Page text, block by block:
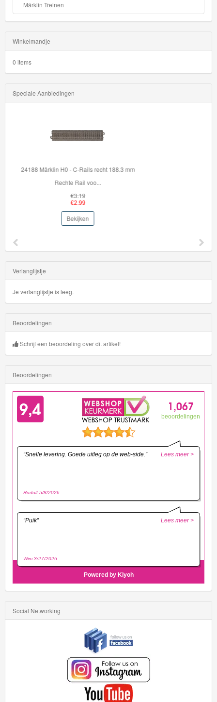
Märklin Treinen
Winkelmandje
0 items
Speciale Aanbiedingen
36099 Brio Set rails voor beginners
Breid je BRIO World ...
Verlanglijstje
Je verlanglijstje is leeg.
Beoordelingen
Schrijf een beoordeling over dit artikel!
Beoordelingen
Social Networking